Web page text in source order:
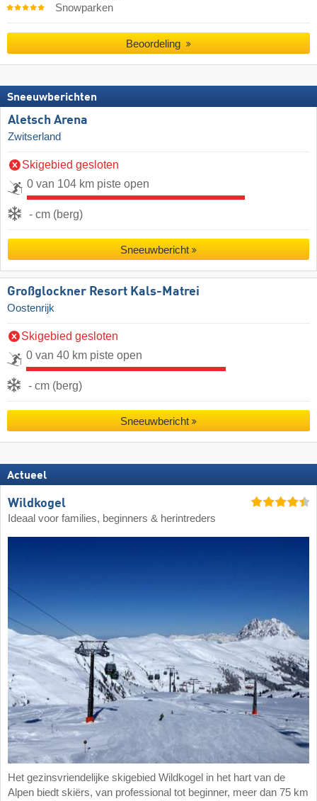
Snowparken
Beoordeling
Sneeuwberichten
Aletsch Arena
Zwitserland
Skigebied gesloten
0 van 104 km piste open
- cm (berg)
Sneeuwbericht
Großglockner Resort Kals-Matrei
Oostenrijk
Skigebied gesloten
0 van 40 km piste open
- cm (berg)
Sneeuwbericht
Actueel
Wildkogel
Ideaal voor families, beginners & herintreders
Het gezinsvriendelijke skigebied Wildkogel in het hart van de
Alpen biedt skiërs, van professional tot beginner, meer dan 75 km